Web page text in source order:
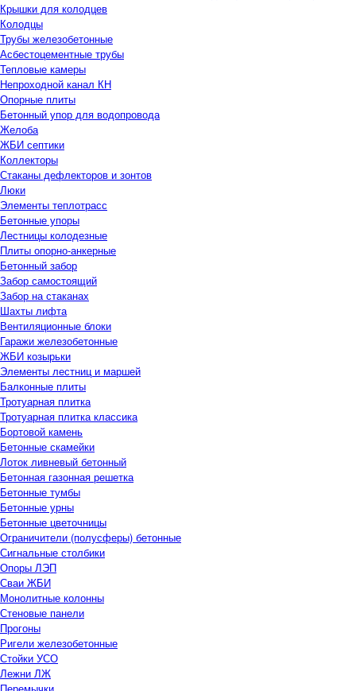
Крышки для колодцев
Колодцы
Трубы железобетонные
Асбестоцементные трубы
Тепловые камеры
Непроходной канал КН
Опорные плиты
Бетонный упор для водопровода
Желоба
ЖБИ септики
Коллекторы
Стаканы дефлекторов и зонтов
Люки
Элементы теплотрасс
Бетонные упоры
Лестницы колодезные
Плиты опорно-анкерные
Бетонный забор
Забор самостоящий
Забор на стаканах
Шахты лифта
Вентиляционные блоки
Гаражи железобетонные
ЖБИ козырьки
Элементы лестниц и маршей
Балконные плиты
Тротуарная плитка
Тротуарная плитка классика
Бортовой камень
Бетонные скамейки
Лоток ливневый бетонный
Бетонная газонная решетка
Бетонные тумбы
Бетонные урны
Бетонные цветочницы
Ограничители (полусферы) бетонные
Сигнальные столбики
Опоры ЛЭП
Сваи ЖБИ
Монолитные колонны
Стеновые панели
Прогоны
Ригели железобетонные
Стойки УСО
Лежни ЛЖ